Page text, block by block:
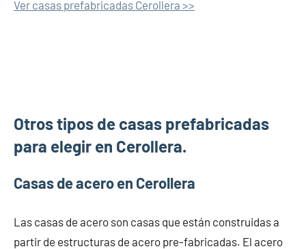
Ver casas prefabricadas Cerollera >>
Otros tipos de casas prefabricadas
para elegir en Cerollera.
Casas de acero en Cerollera
Las casas de acero son casas que están construidas a
partir de estructuras de acero pre-fabricadas. El acero